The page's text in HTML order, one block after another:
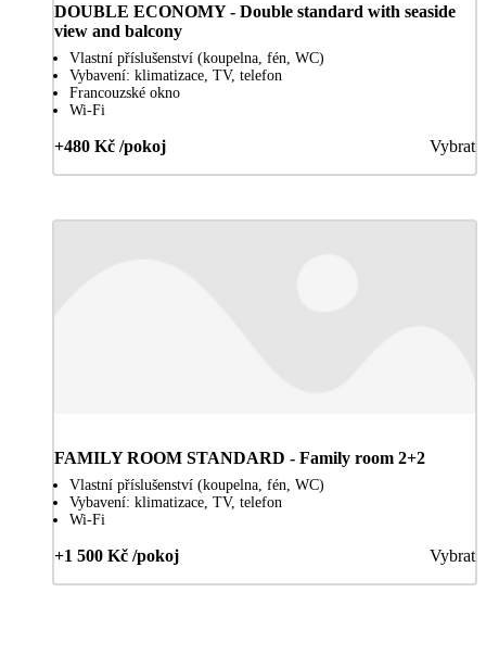
DOUBLE ECONOMY - Double standard with seaside
view and balcony
Vlastní příslušenství (koupelna, fén, WC)
Vybavení: klimatizace, TV, telefon
Francouzské okno
Wi-Fi
+480 Kč /pokoj Vybrat
FAMILY ROOM STANDARD - Family room 2+2
Vlastní příslušenství (koupelna, fén, WC)
Vybavení: klimatizace, TV, telefon
Wi-Fi
+1 500 Kč /pokoj Vybrat